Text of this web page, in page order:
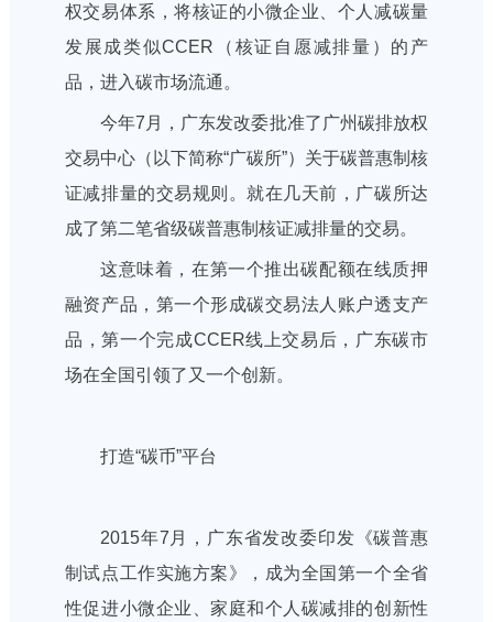
权交易体系，将核证的小微企业、个人减碳量
发展成类似CCER（核证自愿减排量）的产
品，进入碳市场流通。
今年7月，广东发改委批准了广州碳排放权
交易中心（以下简称“广碳所”）关于碳普惠制核
证减排量的交易规则。就在几天前，广碳所达
成了第二笔省级碳普惠制核证减排量的交易。
这意味着，在第一个推出碳配额在线质押
融资产品，第一个形成碳交易法人账户透支产
品，第一个完成CCER线上交易后，广东碳市
场在全国引领了又一个创新。
打造“碳币”平台
2015年7月，广东省发改委印发《碳普惠
制试点工作实施方案》，成为全国第一个全省
性促进小微企业、家庭和个人碳减排的创新性